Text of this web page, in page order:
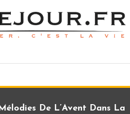
De L’Avent Dans La